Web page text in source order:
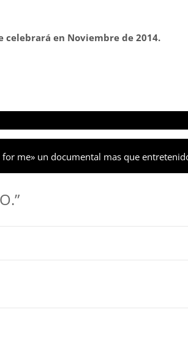
celebrará en Noviembre de 2014.
for me» un documental mas que